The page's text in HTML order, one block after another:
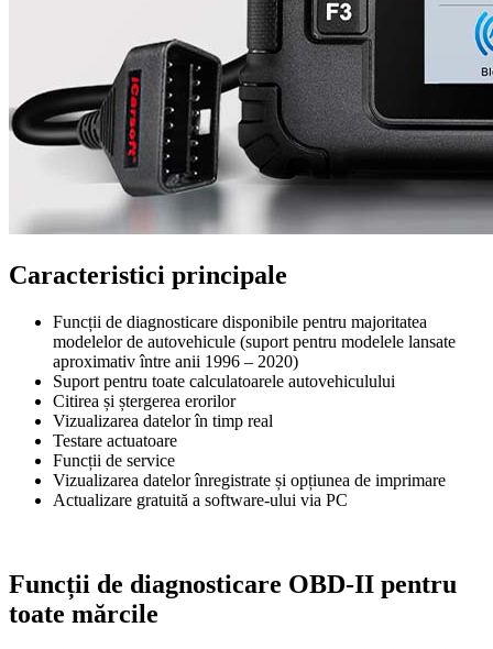
Caracteristici principale
Funcții de diagnosticare disponibile pentru majoritatea
modelelor de autovehicule (suport pentru modelele lansate
aproximativ între anii 1996 – 2020)
Suport pentru toate calculatoarele autovehiculului
Citirea și ștergerea erorilor
Vizualizarea datelor în timp real
Testare actuatoare
Funcții de service
Vizualizarea datelor înregistrate și opțiunea de imprimare
Actualizare gratuită a software-ului via PC
Funcții de diagnosticare OBD-II pentru
toate mărcile